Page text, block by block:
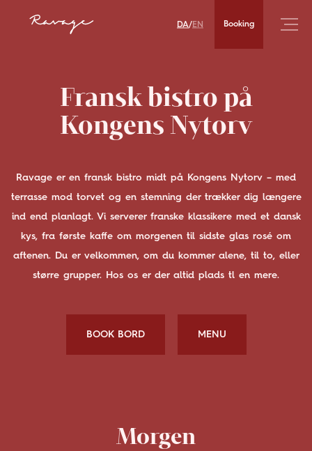
DA/EN Booking
Fransk bistro på
Kongens Nytorv
Ravage er en fransk bistro midt på Kongens Nytorv – med
terrasse mod torvet og en stemning der trækker dig længere
ind end planlagt. Vi serverer franske klassikere med et dansk
kys, fra første kaffe om morgenen til sidste glas rosé om
aftenen. Du er velkommen, om du kommer alene, til to, eller
større grupper. Hos os er der altid plads tl en mere.
BOOK BORD MENU
Morgen